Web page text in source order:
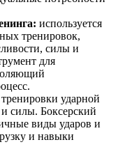
используется
тренировок,
силы и
для
ударной
силы. Боксерский
виды ударов и
и навыки